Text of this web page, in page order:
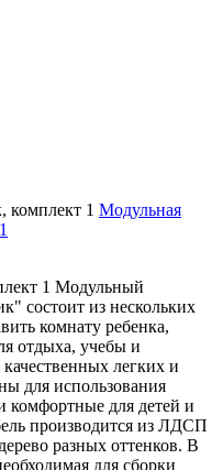
комплект 1 Модульная
1 Модульный
состоит из нескольких
комнату ребенка,
отдыха, учебы и
легких и
для использования
комфортные для детей и
производится из ЛДСП
разных оттенков. В
для сборки